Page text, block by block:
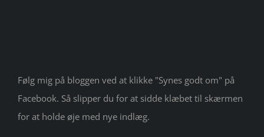
Følg mig på bloggen ved at klikke "Synes godt om" på
Facebook. Så slipper du for at sidde klæbet til skærmen
for at holde øje med nye indlæg.